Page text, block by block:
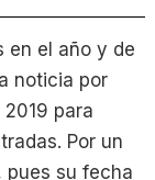
en el año y de
noticia por
para
Por un
pues su fecha